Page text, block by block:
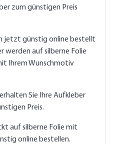
zum günstigen Preis
jetzt günstig online bestellt
werden auf silberne Folie
Ihrem Wunschmotiv
Sie Ihre Aufkleber
Preis.
auf silberne Folie mit
online bestellen.